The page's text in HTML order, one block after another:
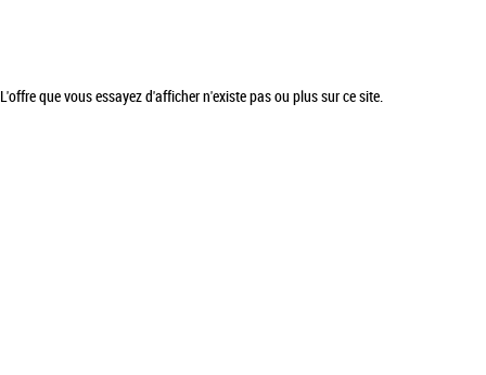
L'offre que vous essayez d'afficher n'existe pas ou plus sur ce site.